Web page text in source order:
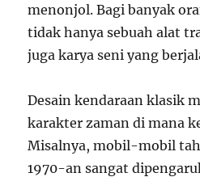
menonjol. Bagi banyak
tidak hanya sebuah alat
juga karya seni yang
Desain kendaraan klasik
karakter zaman di mana
Misalnya, mobil-mobil
1970-an sangat